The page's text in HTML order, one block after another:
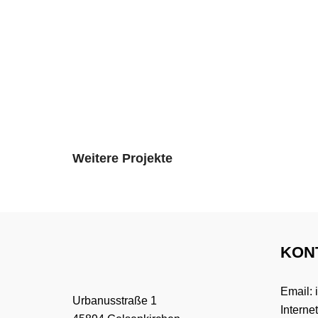
Weitere Projekte
Urbanusstraße 1
Email: